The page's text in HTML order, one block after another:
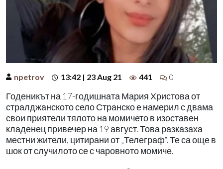
npetrov 13:42 | 23 Aug 21 441 0
Годеникът на 17-годишната Мария Христова от
стралджанското село Странско е намерил с двама
свои приятели тялото на момичето в изоставен
кладенец привечер на 19 август. Това разказаха
местни жители, цитирани от „Телеграф“. Те са още в
шок от случилото се с чаровното момиче.